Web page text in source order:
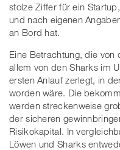
stolze Ziffer für ein
und nach eigenen
an Bord hat.
Eine Betrachtung, die
allem von den Sharks im
ersten Anlauf zerlegt, in
worden wäre. Die
werden streckenweise
der sicheren
Risikokapital. In
Löwen und Sharks